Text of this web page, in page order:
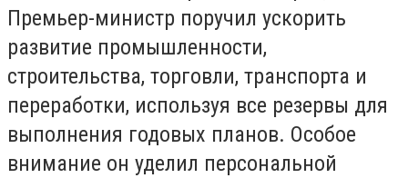
Премьер-министр поручил ускорить
развитие промышленности,
строительства, торговли, транспорта и
переработки, используя все резервы для
выполнения годовых планов. Особое
внимание он уделил персональной